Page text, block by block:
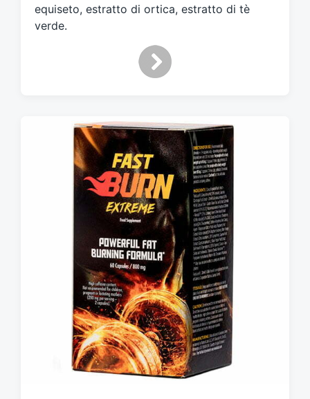
equiseto, estratto di ortica, estratto di tè
verde.